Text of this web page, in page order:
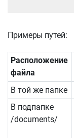
Примеры путей:
Расположение
файла
В той же папке
В подпапке
/documents/